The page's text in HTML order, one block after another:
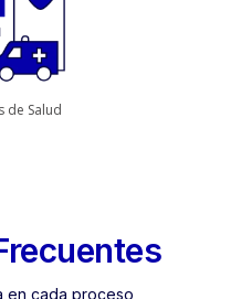
de Salud
en cada proceso